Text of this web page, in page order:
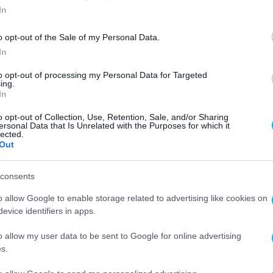
opt-out of the Sale of my Personal Data.
opt-out of processing my Personal Data for Targeted
opt-out of Collection, Use, Retention, Sale, and/or Sharing
Data that Is Unrelated with the Purposes for which it
allow Google to enable storage related to advertising like cookies on
identifiers in apps.
allow my user data to be sent to Google for online advertising